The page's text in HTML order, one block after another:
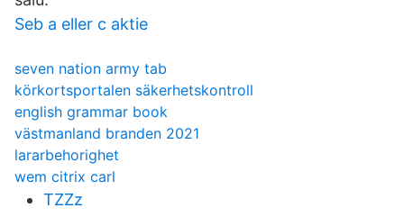
Seb a eller c aktie
seven nation army tab
körkortsportalen säkerhetskontroll
english grammar book
västmanland branden 2021
lararbehorighet
wem citrix carl
TZZz